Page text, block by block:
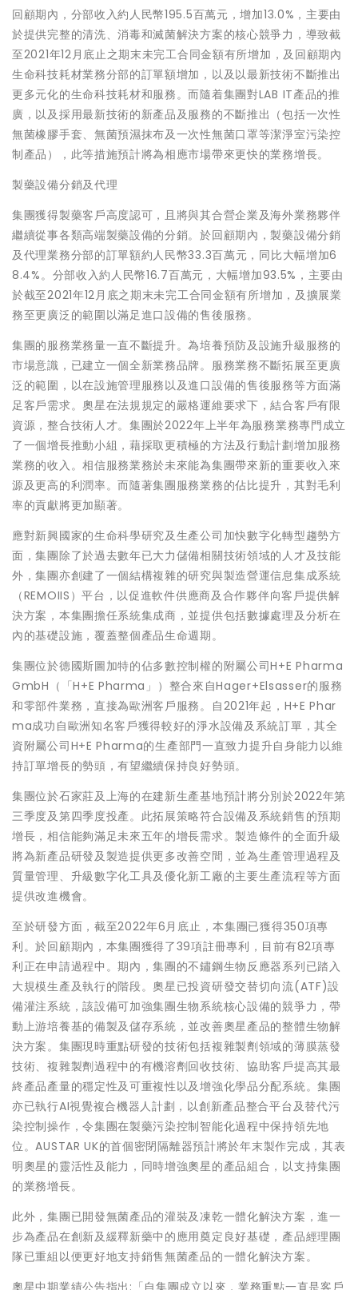
回顧期內，分部收入約人民幣195.5百萬元，增加13.0%，主要由
於提供完整的清洗、消毒和滅菌解決方案的核心競爭力，導致截
至2021年12月底止之期末未完工合同金額有所增加，及回顧期內
生命科技耗材業務分部的訂單額增加，以及以最新技術不斷推出
更多元化的生命科技耗材和服務。而隨着集團對LAB IT產品的推
廣，以及採用最新技術的新產品及服務的不斷推出（包括一次性
無菌橡膠手套、無菌預濕抹布及一次性無菌口罩等潔淨室污染控
制產品），此等措施預計將為相應市場帶來更快的業務增長。
製藥設備分銷及代理
集團獲得製藥客戶高度認可，且將與其合營企業及海外業務夥伴
繼續從事各類高端製藥設備的分銷。於回顧期內，製藥設備分銷
及代理業務分部的訂單額約人民幣33.3百萬元，同比大幅增加6
8.4%。分部收入約人民幣16.7百萬元，大幅增加93.5%，主要由
於截至2021年12月底之期末未完工合同金額有所增加，及擴展業
務至更廣泛的範圍以滿足進口設備的售後服務。
集團的服務業務量一直不斷提升。為培養預防及設施升級服務的
市場意識，已建立一個全新業務品牌。服務業務不斷拓展至更廣
泛的範圍，以在設施管理服務以及進口設備的售後服務等方面滿
足客戶需求。奧星在法規規定的嚴格運維要求下，結合客戶有限
資源，整合技術人才。集團於2022年上半年為服務業務專門成立
了一個增長推動小組，藉採取更積極的方法及行動計劃增加服務
業務的收入。相信服務業務於未來能為集團帶來新的重要收入來
源及更高的利潤率。而隨著集團服務業務的佔比提升，其對毛利
率的貢獻將更加顯著。
應對新興國家的生命科學研究及生產公司加快數字化轉型趨勢方
面，集團除了於過去數年已大力儲備相關技術領域的人才及技能
外，集團亦創建了一個結構複雜的研究與製造營運信息集成系統
（REMOIIS）平台，以促進軟件供應商及合作夥伴向客戶提供解
決方案，本集團擔任系統集成商，並提供包括數據處理及分析在
內的基礎設施，覆蓋整個產品生命週期。
集團位於德國斯圖加特的佔多數控制權的附屬公司H+E Pharma
GmbH（「H+E Pharma」）整合來自Hager+Elsasser的服務
和零部件業務，直接為歐洲客戶服務。自2021年起，H+E Phar
ma成功自歐洲知名客戶獲得較好的淨水設備及系統訂單，其全
資附屬公司H+E Pharma的生產部門一直致力提升自身能力以維
持訂單增長的勢頭，有望繼續保持良好勢頭。
集團位於石家莊及上海的在建新生產基地預計將分別於2022年第
三季度及第四季度投產。此拓展策略符合設備及系統銷售的預期
增長，相信能夠滿足未來五年的增長需求。製造條件的全面升級
將為新產品研發及製造提供更多改善空間，並為生產管理過程及
質量管理、升級數字化工具及優化新工廠的主要生產流程等方面
提供改進機會。
至於研發方面，截至2022年6月底止，本集團已獲得350項專
利。於回顧期內，本集團獲得了39項註冊專利，目前有82項專
利正在申請過程中。期內，集團的不鏽鋼生物反應器系列已踏入
大規模生產及執行的階段。奧星已投資研發交替切向流(ATF)設
備灌注系統，該設備可加強集團生物系統核心設備的競爭力，帶
動上游培養基的備製及儲存系統，並改善奧星產品的整體生物解
決方案。集團現時重點研發的技術包括複雜製劑領域的薄膜蒸發
技術、複雜製劑過程中的有機溶劑回收技術、協助客戶提高其最
終產品產量的穩定性及可重複性以及增強化學品分配系統。集團
亦已執行AI視覺複合機器人計劃，以創新產品整合平台及替代污
染控制操作，令集團在製藥污染控制智能化過程中保持領先地
位。AUSTAR UK的首個密閉隔離器預計將於年末製作完成，其表
明奧星的靈活性及能力，同時增強奧星的產品組合，以支持集團
的業務增長。
此外，集團已開發無菌產品的灌裝及凍乾一體化解決方案，進一
步為產品在創新及緩釋新藥中的應用奠定良好基礎，產品經理團
隊已重組以便更好地支持銷售無菌產品的一體化解決方案。
奧星中期業績公告指出:「自集團成立以來，業務重點一直是客戶